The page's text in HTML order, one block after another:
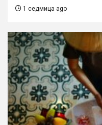
1 седмица ago